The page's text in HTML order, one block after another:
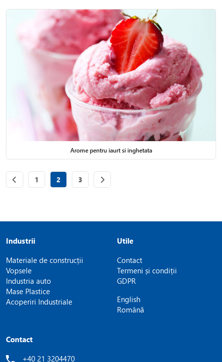
Arome pentru iaurt si inghetata
Page
1 Page
2 Page
3
Industrii
Materiale de construcții
Vopsele
Industria auto
Mase Plastice
Acoperiri Industriale
Utile
Contact
Termeni și condiții
GDPR
English
Română
Contact
+40 21 3204470